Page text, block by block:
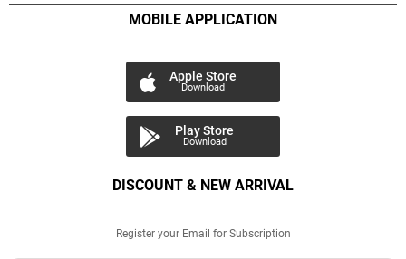
MOBILE APPLICATION
Apple Store
Download
Play Store
Download
DISCOUNT & NEW ARRIVAL
Register your Email for Subscription